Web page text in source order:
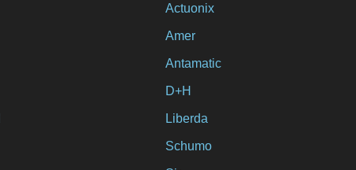
Actuonix
Amer
Antamatic
D+H
Liberda
Schumo